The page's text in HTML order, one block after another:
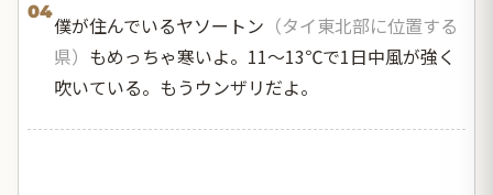
04
僕が住んでいるヤソートン （タイ東北部に位置する
県） もめっちゃ寒いよ。11～13℃で1日中風が強く
吹いている。もうウンザリだよ。